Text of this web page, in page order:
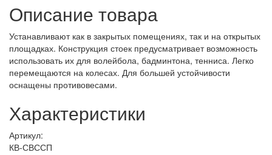
Описание товара
Устанавливают как в закрытых помещениях, так и на открытых
площадках. Конструкция стоек предусматривает возможность
использовать их для волейбола, бадминтона, тенниса. Легко
перемещаются на колесах. Для большей устойчивости
оснащены противовесами.
Характеристики
Артикул:
КВ-СВССП